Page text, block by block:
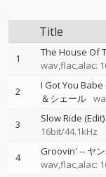
Title
1 The House Of
wav,flac,alac:
2 I Got You
＆シェール
3 Slow Ride (Edit)
16bit/44.1kHz
4 Groovin' -- ヤ
wav,flac,alac: